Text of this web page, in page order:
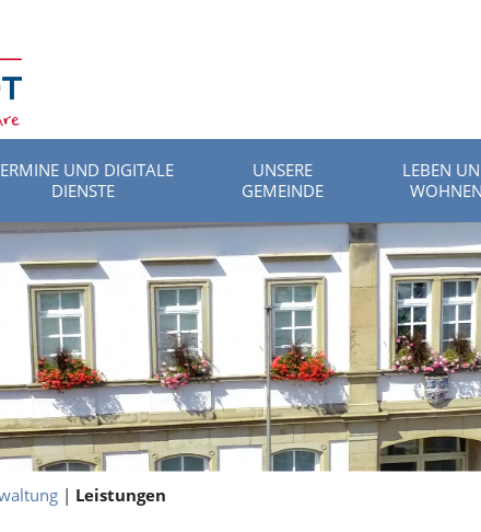
UND DIGITALE
DIENSTE
UNSERE
GEMEINDE
LEBEN
WOHNEN
| Leistungen